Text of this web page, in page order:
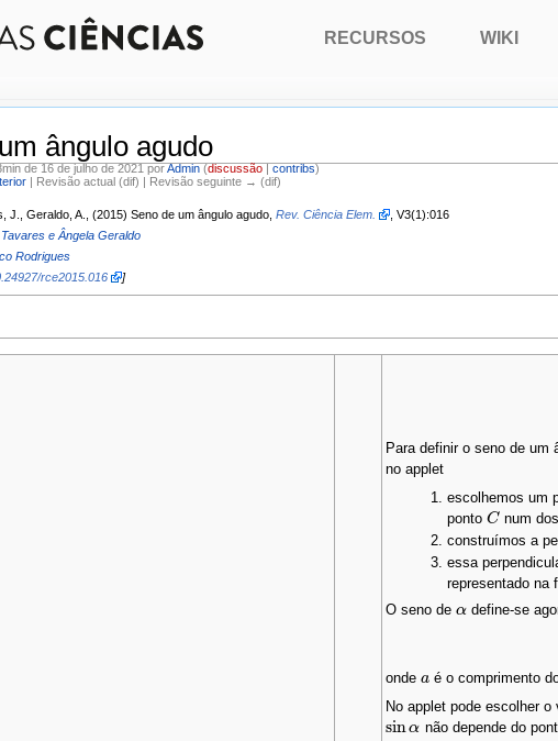
ângulo agudo
de 16 de julho de 2021 porAdmin (discussão|contribs)
| Revisão actual (dif) | Revisão seguinte → (dif)
J., Geraldo, A., (2015) Seno de um ângulo agudo, Rev. Ciência Elem.
, V3(1):016
e Ângela Geraldo
Rodrigues
rce2015.016 ]
Para definir o seno de um
no applet
escolhemos um
ponto C
C num
construímos a
essa
representado na
O seno de α
α define-se
onde a
aé o comprimento
No applet pode escolher o
sinα
sinα não depende do
RECURSOS WIKI